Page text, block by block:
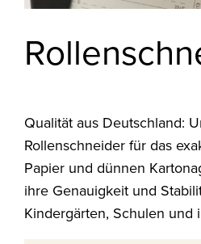
Qualität aus Deutschland:
Rollenschneider für das
Papier und dünnen
ihre Genauigkeit und
Kindergärten, Schulen und